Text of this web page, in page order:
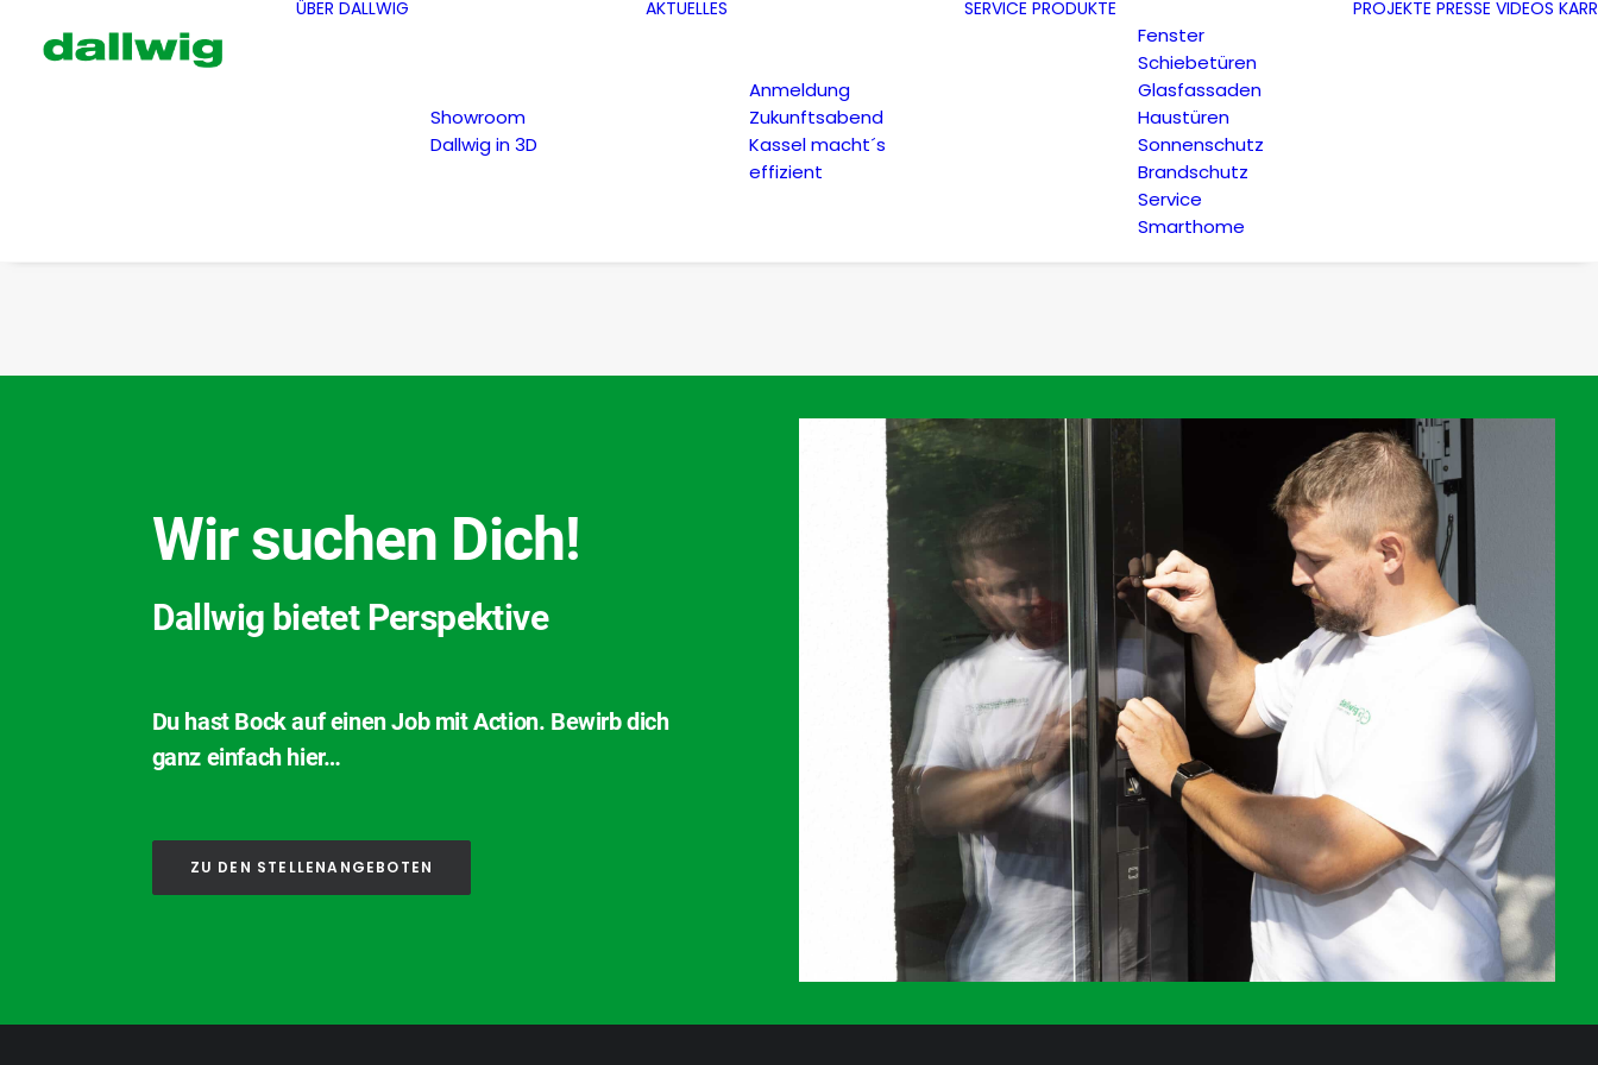
ÜBER DALLWIG
Showroom
Dallwig in 3D
AKTUELLES
Anmeldung
Zukunftsabend
Kassel macht´s
effizient
SERVICE PRODUKTE
Fenster
Schiebetüren
Glasfassaden
Haustüren
Sonnenschutz
Brandschutz
Service
Smarthome
PROJEKTE PRESSE VIDEOS
Wir suchen Dich!
Dallwig bietet Perspektive
Du hast Bock auf einen Job mit Action. Bewirb dich
ganz einfach hier…
ZU DEN STELLENANGEBOTEN